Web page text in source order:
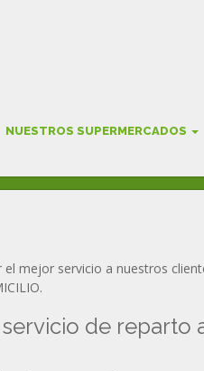
NUESTROS SUPERMERCADOS
DOMICILIO
mejor servicio a nuestros
de reparto